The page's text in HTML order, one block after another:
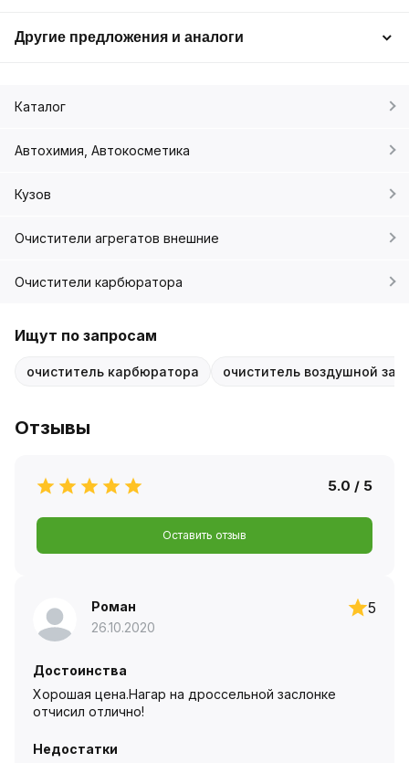
Другие предложения и аналоги
Каталог
Автохимия, Автокосметика
Кузов
Очистители агрегатов внешние
Очистители карбюратора
Ищут по запросам
очиститель карбюратора очиститель воздушной
Отзывы
5.0 / 5
Оставить отзыв
Роман
26.10.2020
5
Достоинства
Хорошая цена.Нагар на дроссельной заслонке
отчисил отлично!
Недостатки